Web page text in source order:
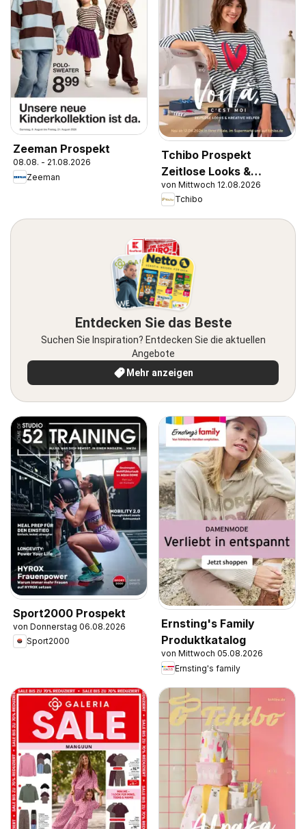
Zeeman Prospekt
08.08. - 21.08.2026
Zeeman
Tchibo Prospekt
Zeitlose Looks &
Kreative Helfer
von Mittwoch 12.08.2026
Tchibo
Entdecken Sie das Beste
Suchen Sie Inspiration? Entdecken Sie die aktuellen
Angebote
Mehr anzeigen
Sport2000 Prospekt
von Donnerstag 06.08.2026
Sport2000
Ernsting's Family
Produktkatalog
von Mittwoch 05.08.2026
Ernsting's family